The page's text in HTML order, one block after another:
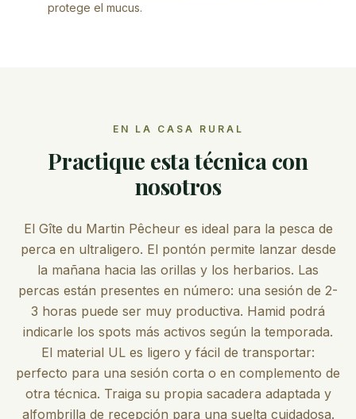
protege el mucus.
EN LA CASA RURAL
Practique esta técnica con
nosotros
El Gîte du Martin Pêcheur es ideal para la pesca de
perca en ultraligero. El pontón permite lanzar desde
la mañana hacia las orillas y los herbarios. Las
percas están presentes en número: una sesión de 2-
3 horas puede ser muy productiva. Hamid podrá
indicarle los spots más activos según la temporada.
El material UL es ligero y fácil de transportar:
perfecto para una sesión corta o en complemento de
otra técnica. Traiga su propia sacadera adaptada y
alfombrilla de recepción para una suelta cuidadosa.